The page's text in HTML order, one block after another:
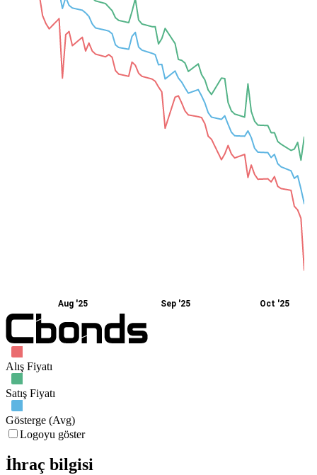
Aug '25 Sep '25 Oct '25
Alış Fiyatı
Satış Fiyatı
Gösterge (Avg)
Logoyu göster
İhraç bilgisi